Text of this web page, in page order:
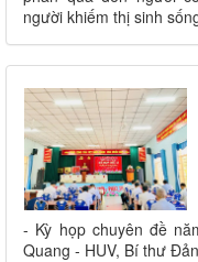
người khiếm thị sinh
- Kỳ họp chuyên đề
Quang - HUV, Bí thư